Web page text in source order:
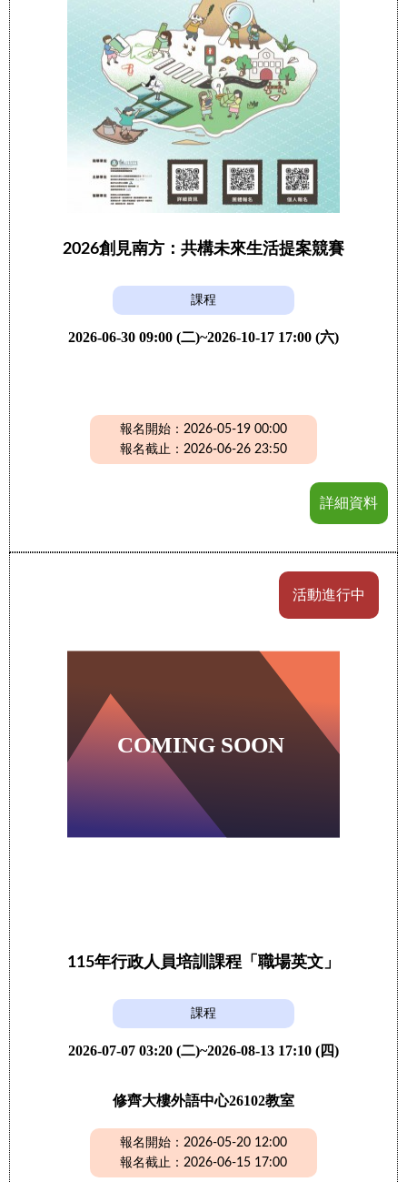
2026創見南方：共構未來生活提案競賽
課程
2026-06-30 09:00 (二)~2026-10-17 17:00 (六)
報名開始：2026-05-19 00:00
報名截止：2026-06-26 23:50
詳細資料
活動進行中
115年行政人員培訓課程「職場英文」
課程
2026-07-07 03:20 (二)~2026-08-13 17:10 (四)
修齊大樓外語中心26102教室
報名開始：2026-05-20 12:00
報名截止：2026-06-15 17:00